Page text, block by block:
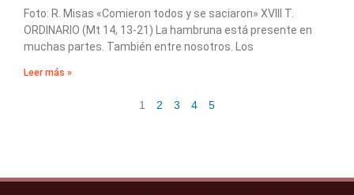
Foto: R. Misas «Comieron todos y se saciaron» XVIII T.
ORDINARIO (Mt 14, 13-21) La hambruna está presente en
muchas partes. También entre nosotros. Los
Leer más »
1 2 3 4 5